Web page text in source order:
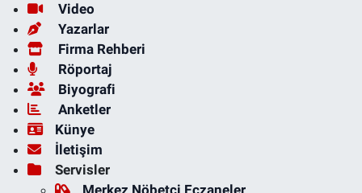
Video
Yazarlar
Firma Rehberi
Röportaj
Biyografi
Anketler
Künye
İletişim
Servisler
Merkez Nöbetçi Eczaneler